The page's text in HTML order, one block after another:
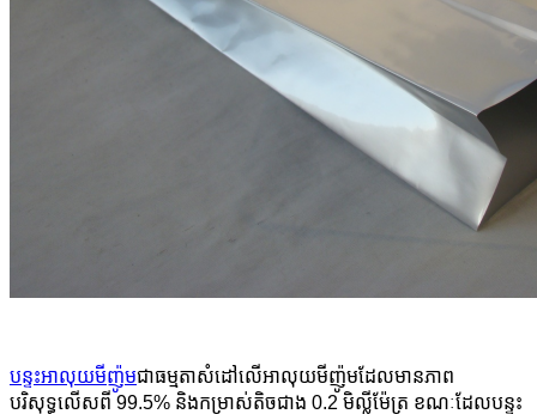
បន្ទះអាលុយមីញ៉ូមជាធម្មតាសំដៅលើអាលុយមីញ៉ូមដែលមានភាព
បរិសុទ្ធលើសពី 99.5% និងកម្រាស់តិចជាង 0.2 មិល្លីម៉ែត្រ ខណៈដែលបន្ទះ